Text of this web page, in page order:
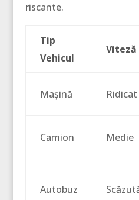
riscante.
Tip
Vehicul
Viteză
Mașină Ridicat
Camion Medie
Autobuz